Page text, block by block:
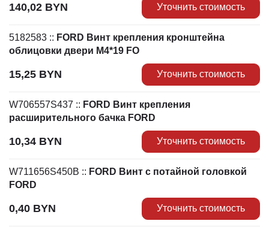
140,02 BYN Уточнить стоимость
5182583 :: FORD Винт крепления кронштейна
облицовки двери M4*19 FO
15,25 BYN Уточнить стоимость
W706557S437 :: FORD Винт крепления
расширительного бачка FORD
10,34 BYN Уточнить стоимость
W711656S450B :: FORD Винт с потайной головкой
FORD
0,40 BYN Уточнить стоимость